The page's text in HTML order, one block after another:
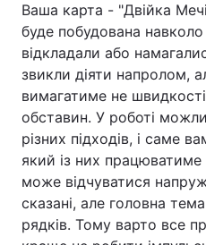
Ваша карта - "Двійка
буде побудована
відкладали або
звикли діяти напролом,
вимагатиме не
обставин. У роботі
різних підходів, і саме
який із них
може відчуватися
сказані, але головна
рядків. Тому варто все